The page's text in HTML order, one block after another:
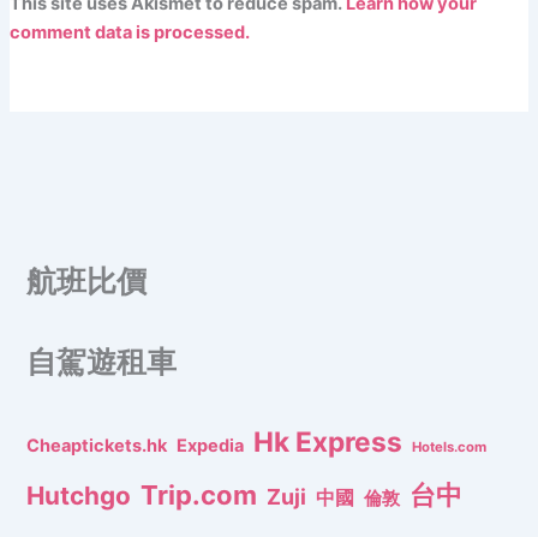
comment data is processed.
航班比價
自駕遊租車
Cheaptickets.hk Expedia Hk Express Hotels.com
Hutchgo Trip.com Zuji 中國 倫敦 台中